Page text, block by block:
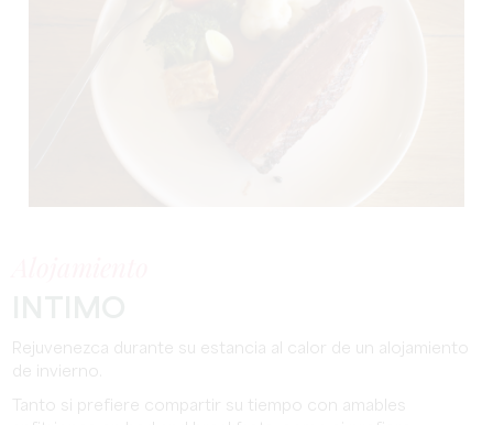
Rejuvenezca durante su estancia al calor de un alojamiento
de invierno.
Tanto si prefiere compartir su tiempo con amables